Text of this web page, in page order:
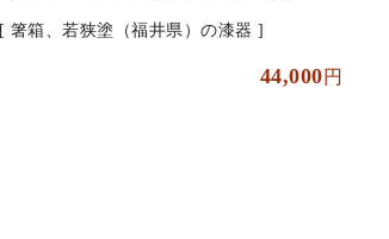
[ 箸箱、若狭塗（福井県）の漆器 ]
44,000円